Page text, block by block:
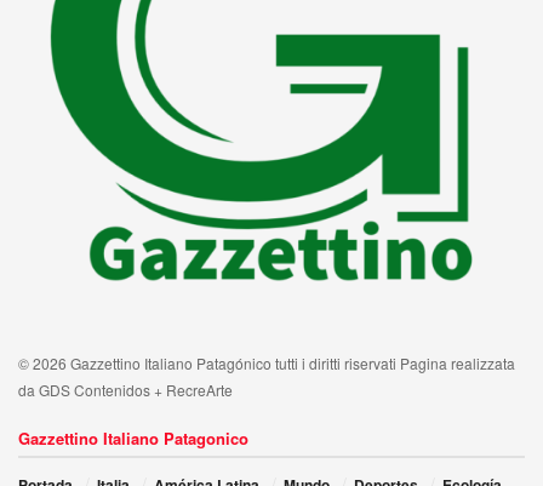
© 2026 Gazzettino Italiano Patagónico tutti i diritti riservati Pagina realizzata
da GDS Contenidos + RecreArte
Gazzettino Italiano Patagonico